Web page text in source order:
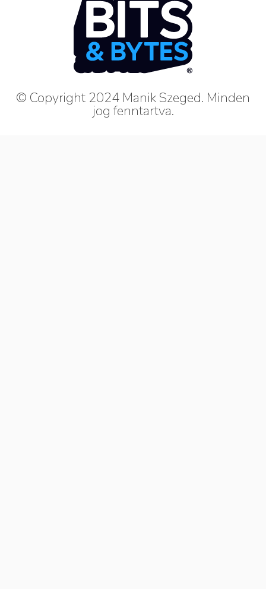
© Copyright 2024 Manik Szeged. Minden
jog fenntartva.